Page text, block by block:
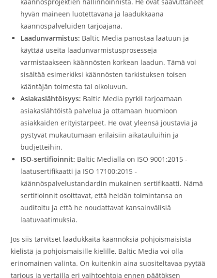
hyvän maineen luotettavana ja laadukkaana
käännöspalveluiden tarjoajana.
Laadunvarmistus: Baltic Media panostaa laatuun ja
käyttää useita laadunvarmistusprosesseja
varmistaakseen käännösten korkean laadun. Tämä voi
sisältää esimerkiksi käännösten tarkistuksen toisen
kääntäjän toimesta tai oikoluvun.
Asiakaslähtöisyys: Baltic Media pyrkii tarjoamaan
asiakaslähtöistä palvelua ja ottamaan huomioon
asiakkaiden erityistarpeet. He ovat yleensä joustavia ja
pystyvät mukautumaan erilaisiin aikatauluihin ja
budjetteihin.
ISO-sertifioinnit: Baltic Medialla on ISO 9001:2015 -
laatusertifikaatti ja ISO 17100:2015 -
käännöspalvelustandardin mukainen sertifikaatti. Nämä
sertifioinnit osoittavat, että heidän toimintansa on
auditoitu ja että he noudattavat kansainvälisiä
laatuvaatimuksia.
Jos siis tarvitset laadukkaita käännöksiä pohjoismaisista
kielistä ja pohjoismaisille kielille, Baltic Media voi olla
erinomainen valinta. On kuitenkin aina suositeltavaa pyytää
tarjous ja vertailla eri vaihtoehtoja ennen päätöksen